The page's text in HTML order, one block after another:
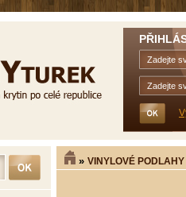
» VINYLOVÉ PODLAHY